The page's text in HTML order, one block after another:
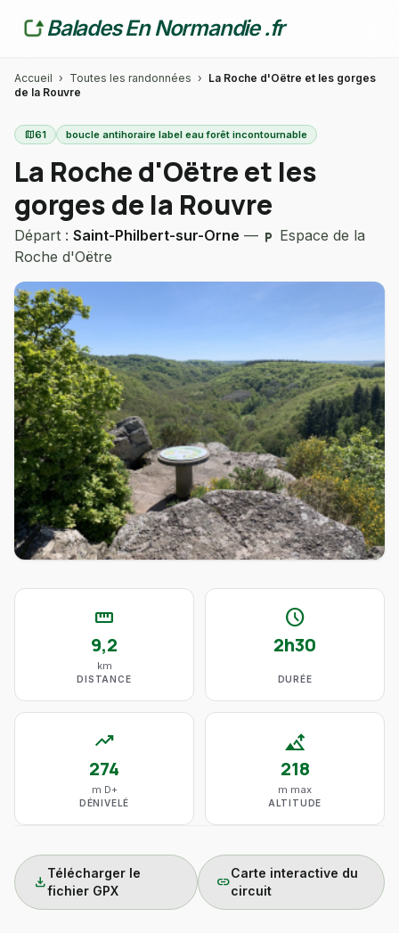
Balades En Normandie .fr
Accueil › Toutes les randonnées › La Roche d'Oëtre et les gorges
de la Rouvre
map61 boucle antihoraire label eau forêt incontournable
La Roche d'Oëtre et les
gorges de la Rouvre
Départ : Saint-Philbert-sur-Orne — local_parking
Espace de la
Roche d'Oëtre
straighten
9,2
km
DISTANCE
schedule
2h30
DURÉE
trending_up
274
m D+
DÉNIVELÉ
altitude
218
m max
ALTITUDE
download
Télécharger le
fichier GPX
link
Carte interactive du
circuit